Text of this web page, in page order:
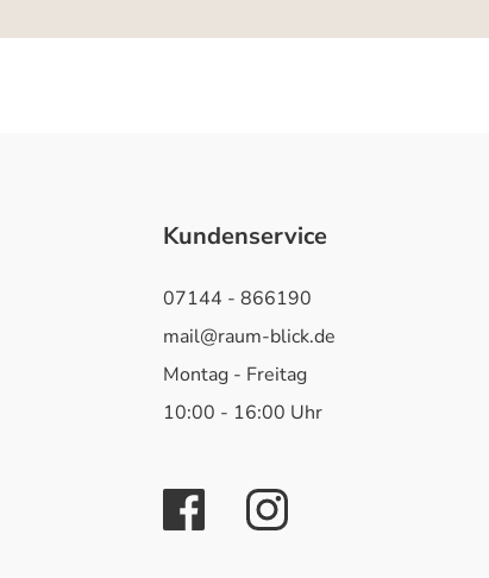
Kundenservice
07144 - 866190
mail@raum-blick.de
Montag - Freitag
10:00 - 16:00 Uhr